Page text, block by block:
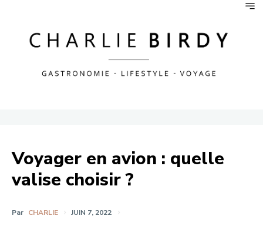
Voyager en avion : quelle
valise choisir ?
Par CHARLIE JUIN 7, 2022